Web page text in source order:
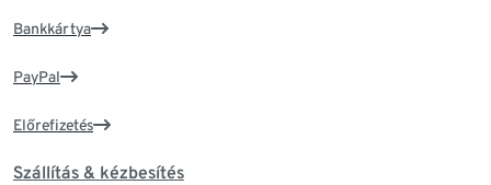
Bankkártya
PayPal
Előrefizetés
Szállítás & kézbesítés